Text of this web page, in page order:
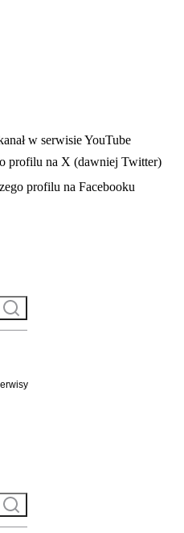
karcie
w serwisie YouTube
profilu na X (dawniej Twitter)
nowej karcieprofilu na Facebooku
Szukaj
Szukaj